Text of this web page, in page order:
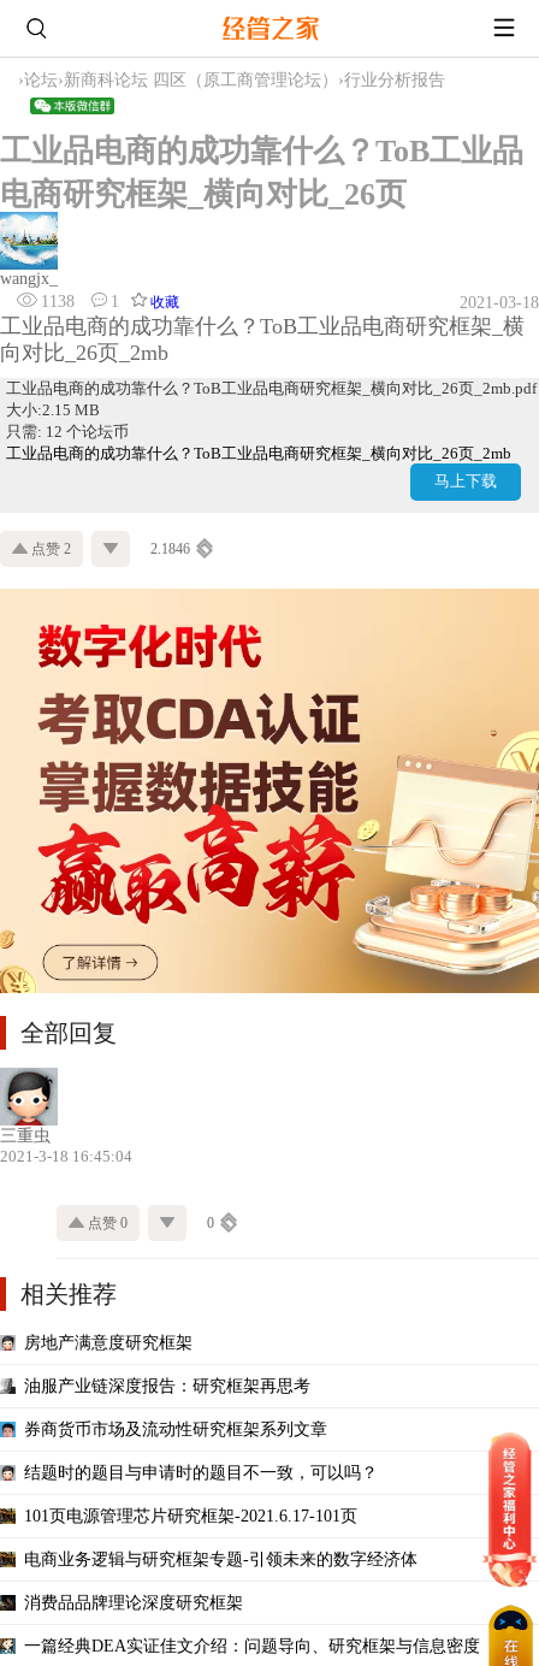
›论坛›新商科论坛 四区（原工商管理论坛） ›行业分析报告
工业品电商的成功靠什么？ToB工业品
电商研究框架_横向对比_26页
wangjx_
1138
1 收藏 2021-03-18
工业品电商的成功靠什么？ToB工业品电商研究框架_横
向对比_26页_2mb
工业品电商的成功靠什么？ToB工业品电商研究框架_横向对比_26页_2mb.pdf
大小:2.15 MB
只需: 12 个论坛币
马上下载
工业品电商的成功靠什么？ToB工业品电商研究框架_横向对比_26页_2mb
点赞 2 2.1846
全部回复
三重虫
2021-3-18 16:45:04
点赞 0 0
相关推荐
房地产满意度研究框架
油服产业链深度报告：研究框架再思考
券商货币市场及流动性研究框架系列文章
结题时的题目与申请时的题目不一致，可以吗？
101页电源管理芯片研究框架-2021.6.17-101页
电商业务逻辑与研究框架专题-引领未来的数字经济体
消费品品牌理论深度研究框架
一篇经典DEA实证佳文介绍：问题导向、研究框架与信息密度